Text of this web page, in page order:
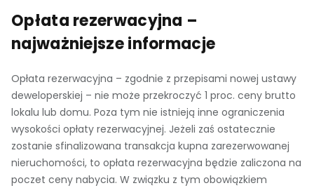
Opłata rezerwacyjna –
najważniejsze informacje
Opłata rezerwacyjna – zgodnie z przepisami nowej ustawy
deweloperskiej – nie może przekroczyć 1 proc. ceny brutto
lokalu lub domu. Poza tym nie istnieją inne ograniczenia
wysokości opłaty rezerwacyjnej. Jeżeli zaś ostatecznie
zostanie sfinalizowana transakcja kupna zarezerwowanej
nieruchomości, to opłata rezerwacyjna będzie zaliczona na
poczet ceny nabycia. W związku z tym obowiązkiem